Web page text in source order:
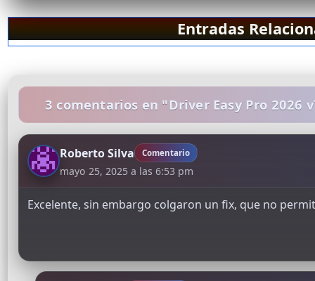
Entradas
3 comentarios en "Driver Easy Pro 2026
Roberto Silva Comentario
mayo 25, 2025 a las 6:53 pm
Excelente, sin embargo colgaron un fix, que no